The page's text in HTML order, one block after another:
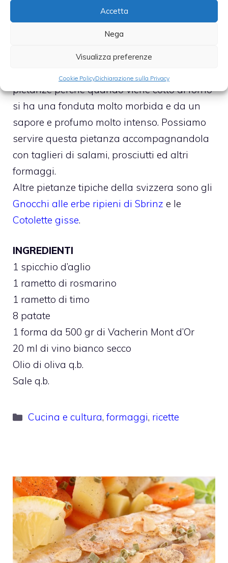
Accetta
Nega
Visualizza preferenze
Cookie PolicyDichiarazione sulla Privacy
Una ricetta tipica della Svizzera è il
Formaggio Vacherin mont-d’Or alle erbe
Il vacherin è un formaggio svizzero a pasta
molle ideale per la preparazione di queste
pietanze perché quando viene cotto al forno
si ha una fonduta molto morbida e da un
sapore e profumo molto intenso. Possiamo
servire questa pietanza accompagnandola
con taglieri di salami, prosciutti ed altri
formaggi.
Altre pietanze tipiche della svizzera sono gli
Gnocchi alle erbe ripieni di Sbrinz e le
Cotolette gisse.
INGREDIENTI
1 spicchio d’aglio
1 rametto di rosmarino
1 rametto di timo
8 patate
1 forma da 500 gr di Vacherin Mont d’Or
20 ml di vino bianco secco
Olio di oliva q.b.
Sale q.b.
Categorie
Cucina e cultura,formaggi, ricette